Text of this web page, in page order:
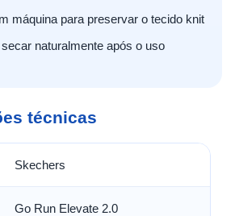
máquina para preservar o tecido knit
naturalmente após o uso
técnicas
Skechers
Go Run Elevate 2.0